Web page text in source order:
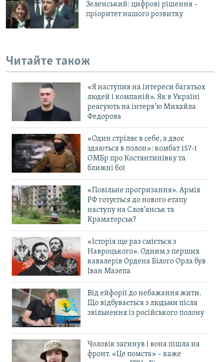
Зеленський: цифрові рішення –
пріоритет нашого розвитку
Читайте також
«Я наступив на інтереси багатьох
людей і компаній». Як в Україні
реагують на інтерв’ю Михайла
Федорова
«Один стріляє в себе, а двоє
здаються в полон»: комбат 157-ї
ОМБр про Костянтинівку та
ближні бої
«Повільне прогризання». Армія
РФ готується до нового етапу
наступу на Слов’янськ та
Краматорськ?
«Історія ще раз сміється з
Навроцького». Одним з перших
кавалерів Ордена Білого Орла був
Іван Мазепа
Від ейфорії до небажання жити.
Що відбувається з людьми після
звільнення із російського полону
Чоловік загинув і вона пішла на
фронт. «Це помста» – каже